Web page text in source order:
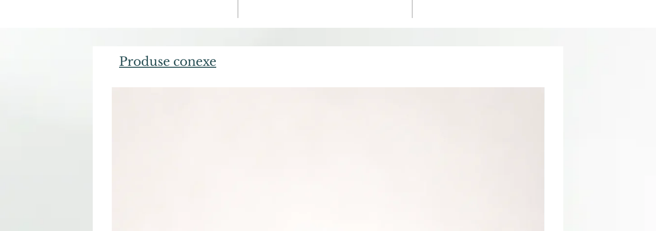
Produse conexe